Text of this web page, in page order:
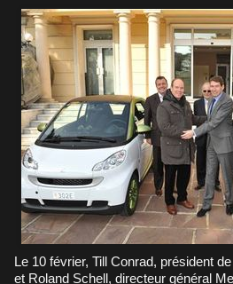
Le 10 février, Till Conrad, président de Mercedes-Benz France
et Roland Schell, directeur général